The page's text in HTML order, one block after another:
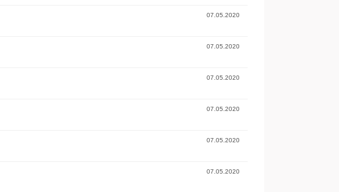
07.05.2020
07.05.2020
07.05.2020
07.05.2020
07.05.2020
07.05.2020